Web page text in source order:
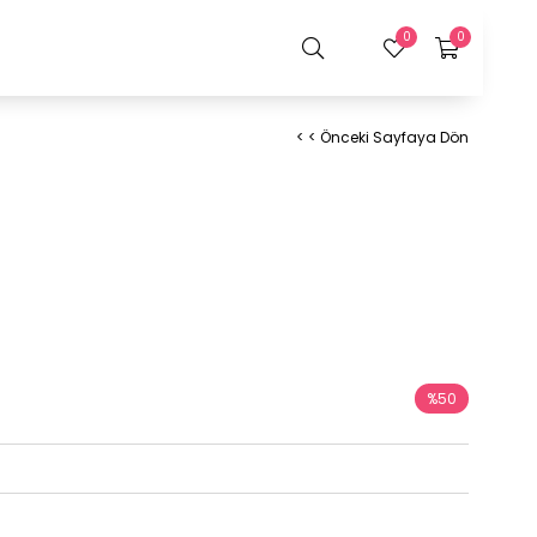
0
0
< < Önceki Sayfaya Dön
%50